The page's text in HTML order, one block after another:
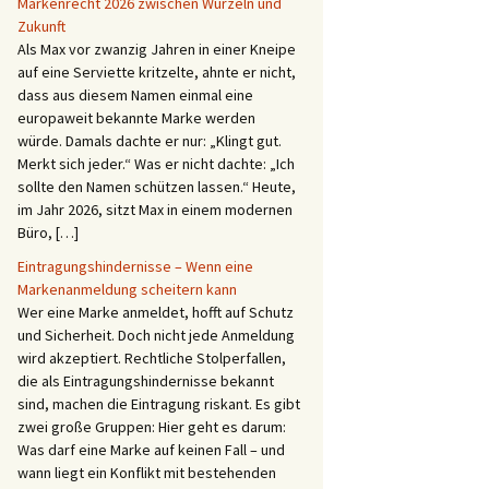
Zukunft
Als Max vor zwanzig Jahren in einer Kneipe
auf eine Serviette kritzelte, ahnte er nicht,
dass aus diesem Namen einmal eine
europaweit bekannte Marke werden
würde. Damals dachte er nur: „Klingt gut.
Merkt sich jeder.“ Was er nicht dachte: „Ich
sollte den Namen schützen lassen.“ Heute,
im Jahr 2026, sitzt Max in einem modernen
Büro, […]
Eintragungshindernisse – Wenn eine
Markenanmeldung scheitern kann
Wer eine Marke anmeldet, hofft auf Schutz
und Sicherheit. Doch nicht jede Anmeldung
wird akzeptiert. Rechtliche Stolperfallen,
die als Eintragungshindernisse bekannt
sind, machen die Eintragung riskant. Es gibt
zwei große Gruppen: Hier geht es darum:
Was darf eine Marke auf keinen Fall – und
wann liegt ein Konflikt mit bestehenden